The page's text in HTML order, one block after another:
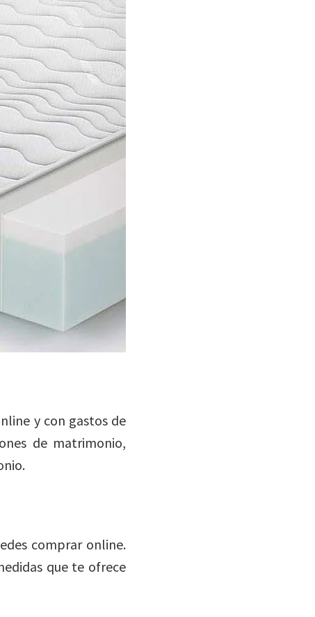
y con gastos de
de matrimonio,
comprar online.
que te ofrece